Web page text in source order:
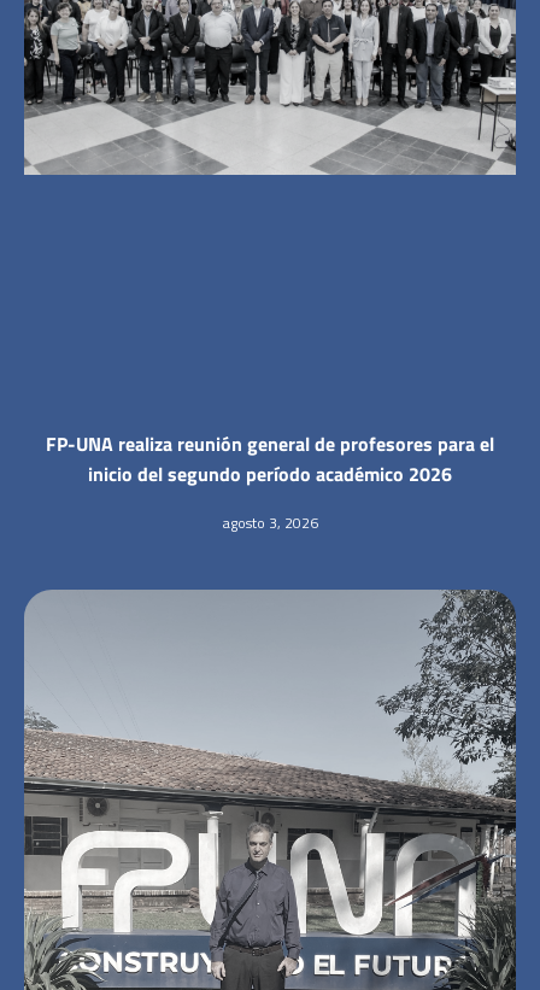
FP-UNA realiza reunión general de profesores para el
inicio del segundo período académico 2026
agosto 3, 2026